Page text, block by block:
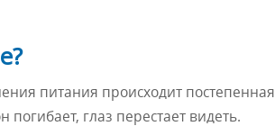
питания происходит постепенная
глаз перестает видеть.